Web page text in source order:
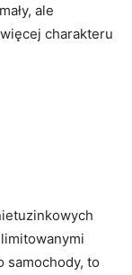
⁢ale⁤
charakteru
samochody,​ to